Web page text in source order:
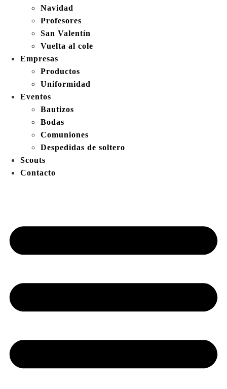
Navidad
Profesores
San Valentín
Vuelta al cole
Empresas
Productos
Uniformidad
Eventos
Bautizos
Bodas
Comuniones
Despedidas de soltero
Scouts
Contacto